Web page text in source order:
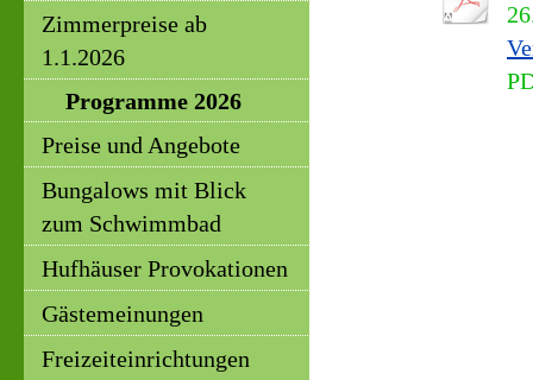
Zimmerpreise ab
1.1.2026
Programme 2026
Preise und Angebote
Bungalows mit Blick
zum Schwimmbad
Hufhäuser Provokationen
Gästemeinungen
Freizeiteinrichtungen